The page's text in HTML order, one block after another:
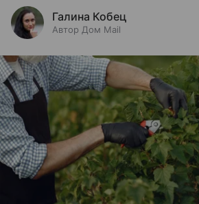
Галина Кобец
Автор Дом Mail